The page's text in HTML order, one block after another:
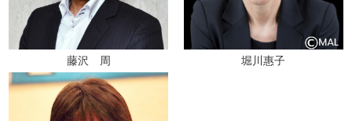
藤沢 周 堀川惠子